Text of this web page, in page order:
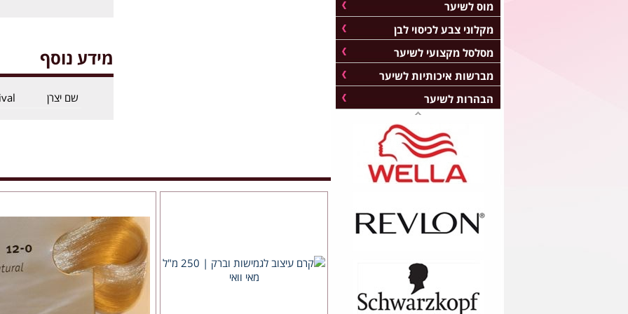
מידע נוסף
שם יצרן
מוס לשיער
מקלוני צבע לכיסוי לבן
מסלסל מקצועי לשיער
מברשות איכותיות לשיער
הבהרות לשיער